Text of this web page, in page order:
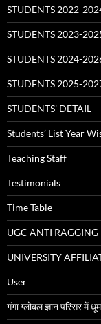
STUDENTS 2022-
STUDENTS 2023-
STUDENTS 2024-
STUDENTS 2025-
STUDENTS’ DETAIL
Students’ List Year
Teaching Staff
Testimonials
Time Table
UGC ANTI RAGGING
UNIVERSITY
User
गंगा ग्लोबल ज्ञान परिसर में